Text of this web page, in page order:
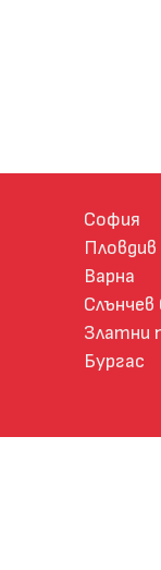
София
Пловдив
Варна
Слънчев
Златни
Бургас